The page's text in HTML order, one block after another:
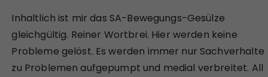
Inhaltlich ist mir das SA-Bewegungs-Gesülze
gleichgültig. Reiner Wortbrei. Hier werden keine
Probleme gelöst. Es werden immer nur Sachverhalte
zu Problemen aufgepumpt und medial verbreitet. All